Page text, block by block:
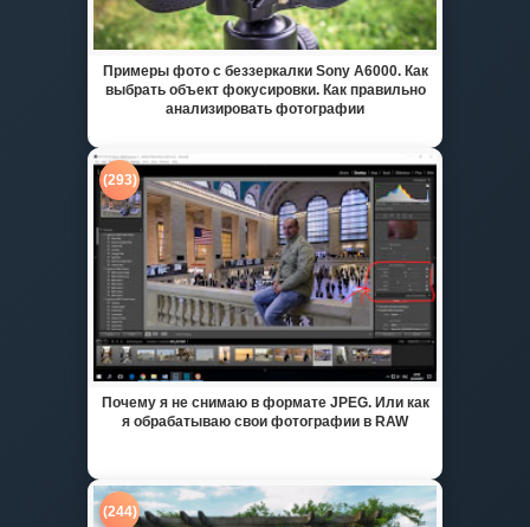
Примеры фото с беззеркалки Sony A6000. Как
выбрать объект фокусировки. Как правильно
анализировать фотографии
(293)
Почему я не снимаю в формате JPEG. Или как
я обрабатываю свои фотографии в RAW
(244)